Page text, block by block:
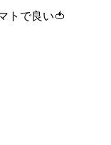
トで良い🍅